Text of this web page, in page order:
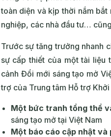
toàn diện và kịp thời nắm
nghiệp, các nhà đầu tư…
Trước sự tăng trưởng nhanh
sự cấp thiết của một tài liệu
cảnh Đổi mới sáng tạo mở
trợ của Trung tâm Hỗ trợ
Một bức tranh tổng thể
sáng tạo mở tại Việt Nam
Một báo cáo cập nhật